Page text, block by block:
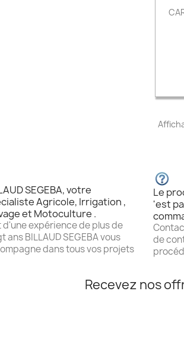
SEGEBA, votre
Agricole, Irrigation ,
et Motoculture .
d'une expérience de plus de
ans BILLAUD SEGEBA vous
dans tous vos projets
Le
'est
de
Recevez nos